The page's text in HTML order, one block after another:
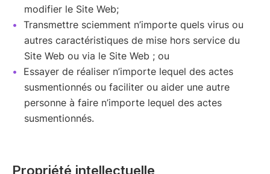
modifier le Site Web;
Transmettre sciemment n’importe quels virus ou
autres caractéristiques de mise hors service du
Site Web ou via le Site Web ; ou
Essayer de réaliser n’importe lequel des actes
susmentionnés ou faciliter ou aider une autre
personne à faire n’importe lequel des actes
susmentionnés.
Propriété intellectuelle